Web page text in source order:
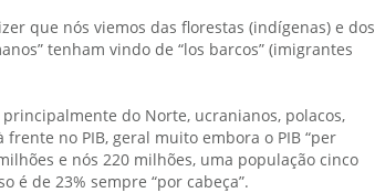
que nós viemos das florestas (indígenas) e dos
tenham vindo de “los barcos” (imigrantes
do Norte, ucranianos, polacos,
no PIB, geral muito embora o PIB “per
e nós 220 milhões, uma população cinco
é de 23% sempre “por cabeça”.